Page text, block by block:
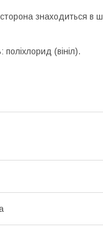
знаходиться в
(вініл).